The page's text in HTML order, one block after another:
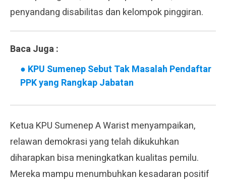
penyandang disabilitas dan kelompok pinggiran.
Baca Juga :
● KPU Sumenep Sebut Tak Masalah Pendaftar
PPK yang Rangkap Jabatan
Ketua KPU Sumenep A Warist menyampaikan,
relawan demokrasi yang telah dikukuhkan
diharapkan bisa meningkatkan kualitas pemilu.
Mereka mampu menumbuhkan kesadaran positif